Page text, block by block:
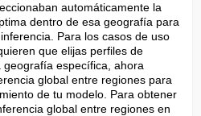
automáticamente la
dentro de esa geografía para
Para los casos de uso
que elijas perfiles de
específica, ahora
global entre regiones para
de tu modelo. Para obtener
global entre regiones en